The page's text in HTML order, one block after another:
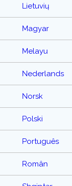
Lietuvių
Magyar
Melayu
Nederlands
Norsk
Polski
Português
Român